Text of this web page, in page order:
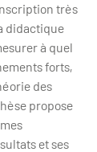
très
didactique
à quel
forts,
des
propose
et ses